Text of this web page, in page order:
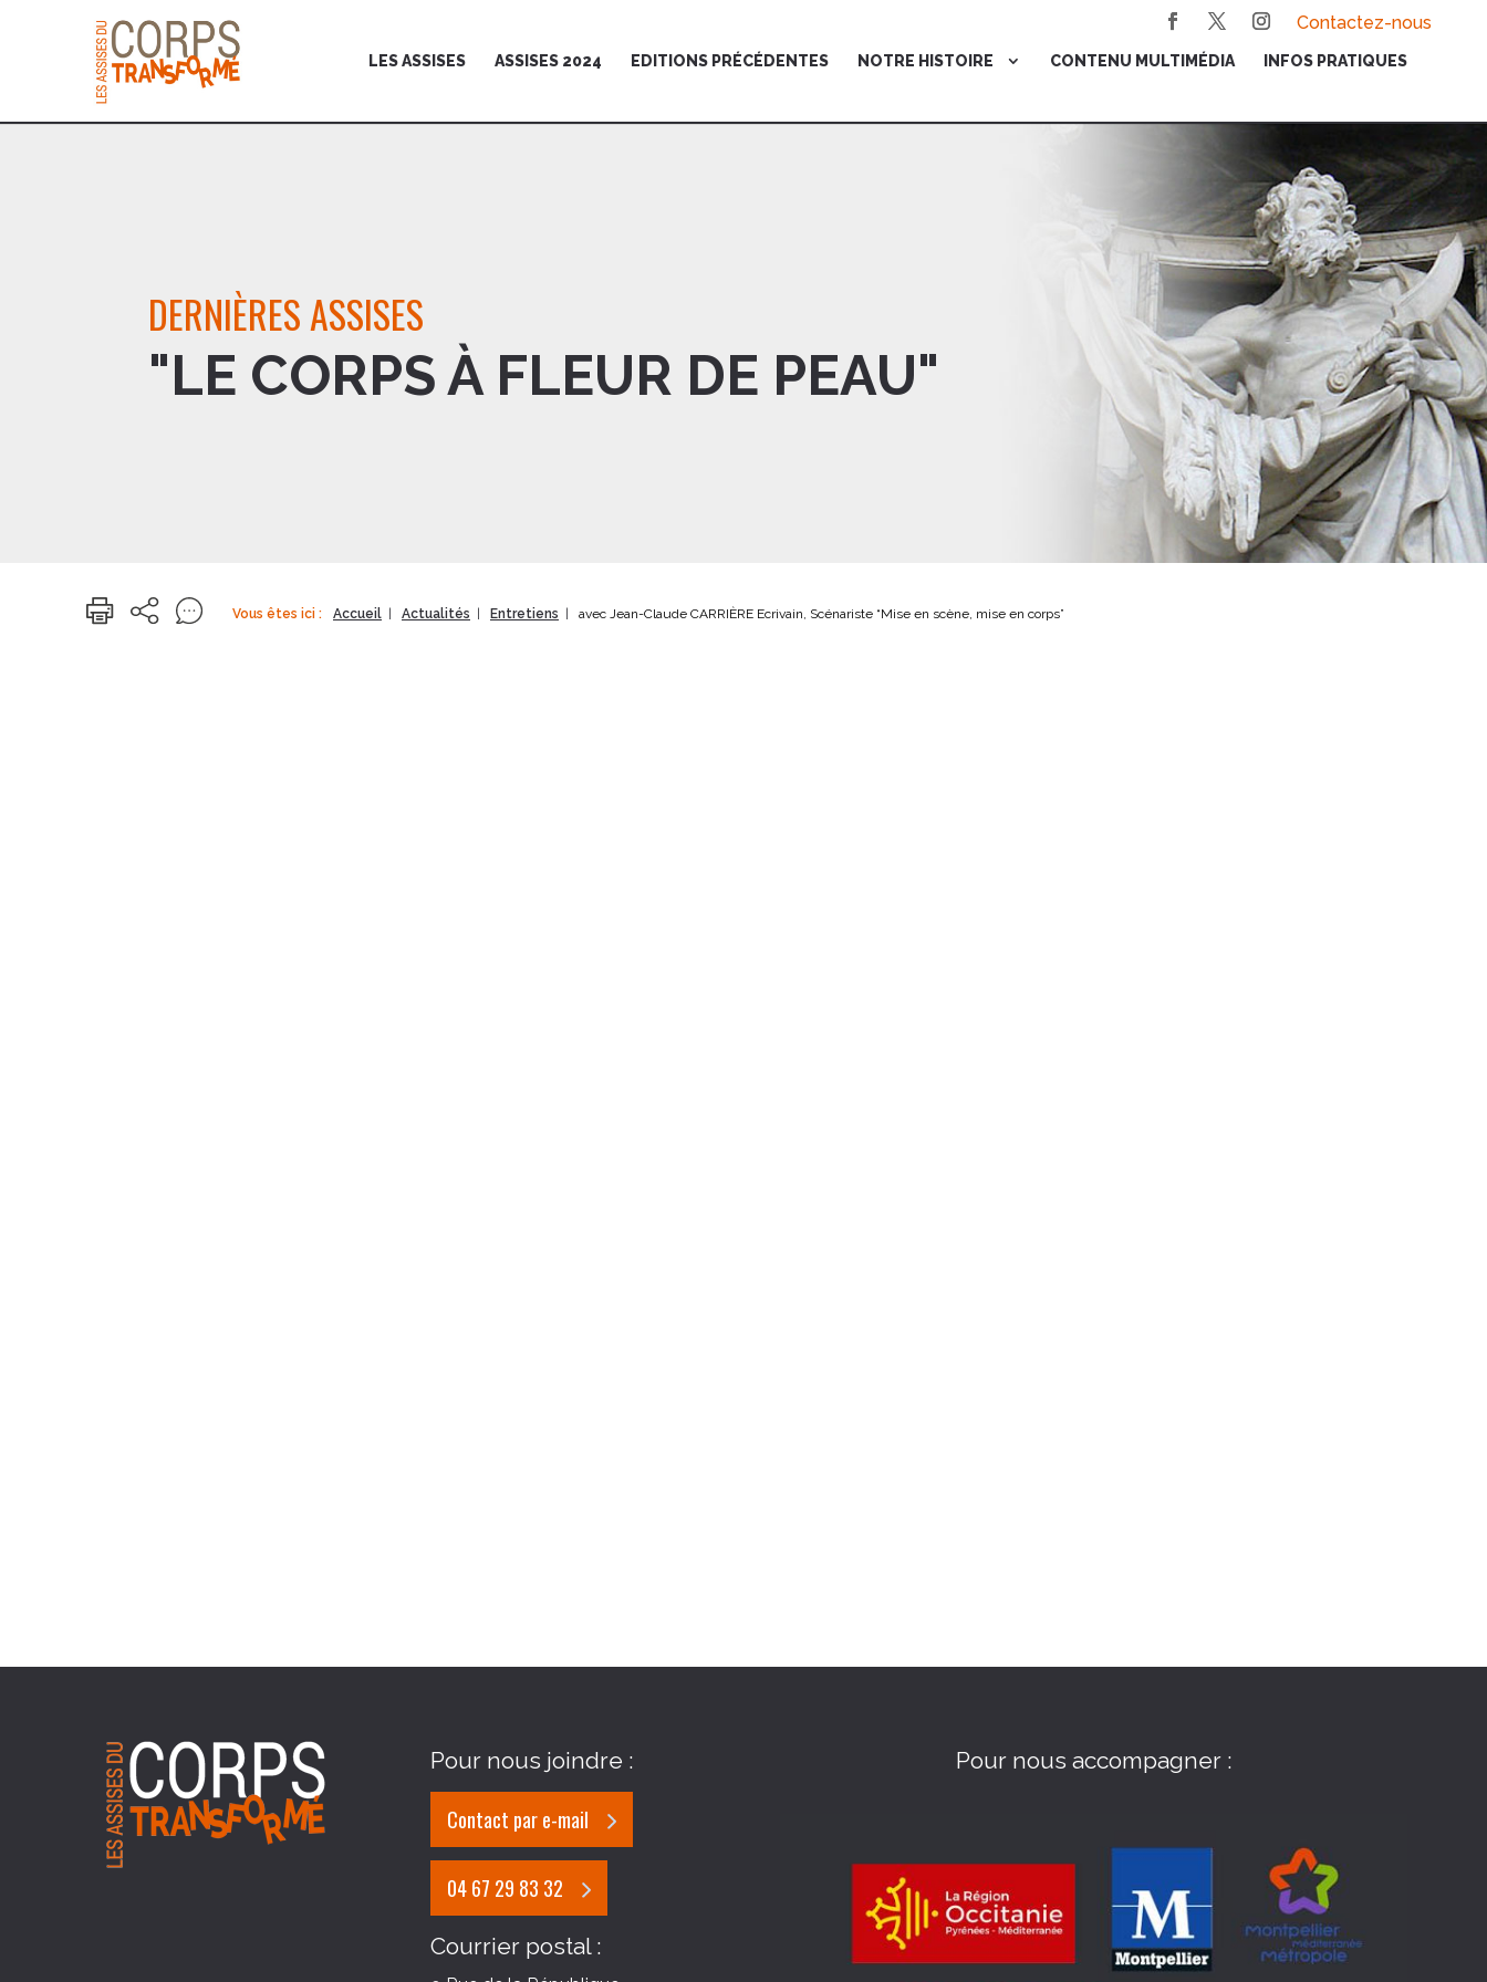
Contactez-nous
LES ASSISES ASSISES 2024 EDITIONS PRÉCÉDENTES NOTRE HISTOIRE CONTENU MULTIMÉDIA INFOS PRATIQUES
DERNIÈRES ASSISES
"LE CORPS À FLEUR DE PEAU"
Vous êtes ici : Accueil Actualités Entretiens avec Jean-Claude CARRIÈRE Ecrivain, Scénariste “Mise en scène, mise en corps”
Pour nous joindre :
Contact par e-mail
04 67 29 83 32
Courrier postal :
Pour nous accompagner :